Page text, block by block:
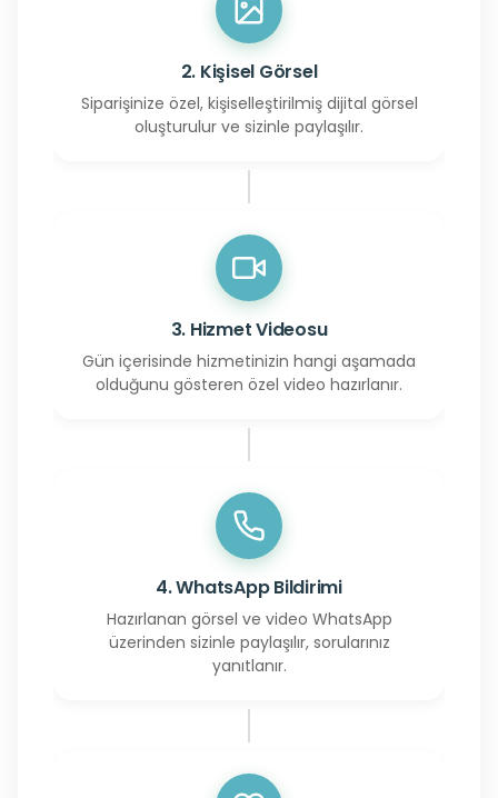
2. Kişisel Görsel
Siparişinize özel, kişiselleştirilmiş dijital görsel
oluşturulur ve sizinle paylaşılır.
3. Hizmet Videosu
Gün içerisinde hizmetinizin hangi aşamada
olduğunu gösteren özel video hazırlanır.
4. WhatsApp Bildirimi
Hazırlanan görsel ve video WhatsApp
üzerinden sizinle paylaşılır, sorularınız
yanıtlanır.